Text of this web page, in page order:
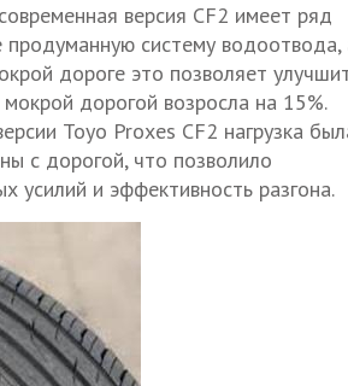
версия CF2 имеет ряд
систему водоотвода,
дороге это позволяет
дорогой возросла на 15%.
Toyo Proxes CF2 нагрузка
с дорогой, что позволило
усилий и эффективность разгона.